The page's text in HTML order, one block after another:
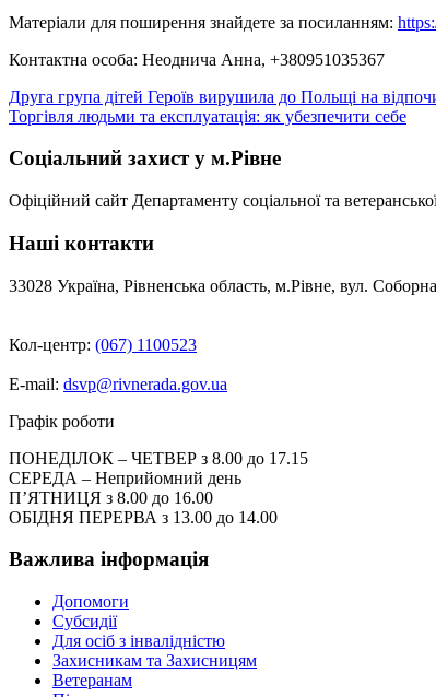
Матеріали для поширення знайдете за посиланням:
Контактна особа: Неоднича Анна, +380951035367
Навігація
записів
Друга група дітей Героїв вирушила до Польщі на
Торгівля людьми та експлуатація: як убезпечити себе
Соціальний захист у м.Рівне
Офіційний сайт Департаменту соціальної та
Наші контакти
33028 Україна, Рівненська область, м.Рівне, вул.
Кол-центр: (067) 1100523
E-mail: dsvp@rivnerada.gov.ua
Графік роботи
ПОНЕДІЛОК – ЧЕТВЕР з 8.00 до 17.15
СЕРЕДА – Неприйомний день
П’ЯТНИЦЯ з 8.00 до 16.00
ОБІДНЯ ПЕРЕРВА з 13.00 до 14.00
Важлива інформація
Допомоги
Субсидії
Для осіб з інвалідністю
Захисникам та Захисницям
Ветеранам